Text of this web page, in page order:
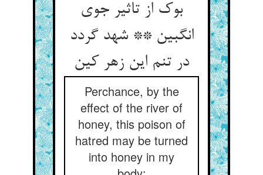
بوک از تاثیر جوی
انگبین ** شهد گردد
در تنم این زهر کین
Perchance, by the
effect of the river of
honey, this poison of
hatred may be turned
into honey in my